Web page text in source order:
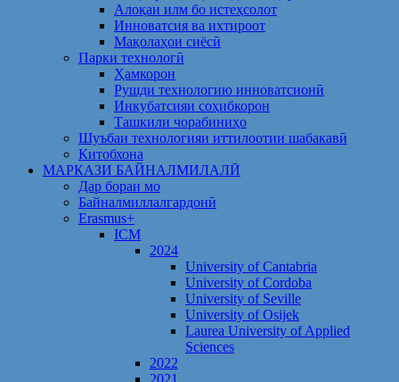
Алоқаи илм бо истеҳсолот
Инноватсия ва ихтироот
Мақолаҳои сиёсӣ
Парки технологӣ
Ҳамкорон
Рушди технологию инноватсионӣ
Инкубатсияи соҳибкорон
Ташкили чорабиниҳо
Шуъбаи технологияи иттилоотии шабакавӣ
Китобхона
МАРКАЗИ БАЙНАЛМИЛАЛӢ
Дар бораи мо
Байналмиллалгардонӣ
Erasmus+
ICM
2024
University of Cantabria
University of Cordoba
University of Seville
University of Osijek
Laurea University of Applied
Sciences
2022
2021